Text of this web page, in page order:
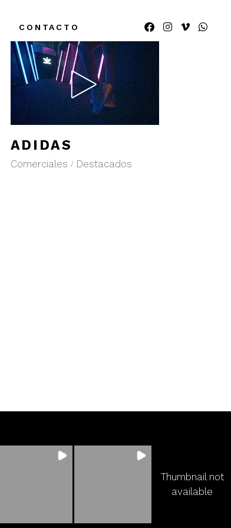
CONTACTO
ADIDAS
Comerciales Destacados
Thumbnail not
available